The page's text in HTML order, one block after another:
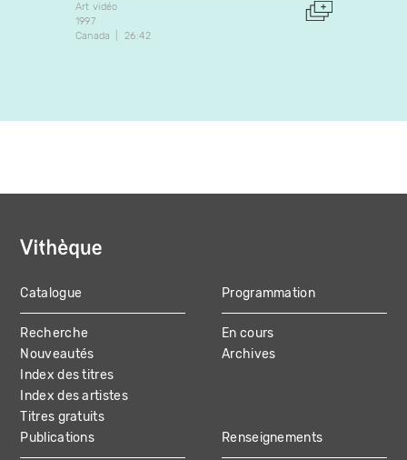
Art vidéo
1997
Canada
26:42
MAIN
NAVIGATION
Catalogue
Recherche
Nouveautés
Index des titres
Index des artistes
Titres gratuits
Programmation
En cours
Archives
Publications Renseignements